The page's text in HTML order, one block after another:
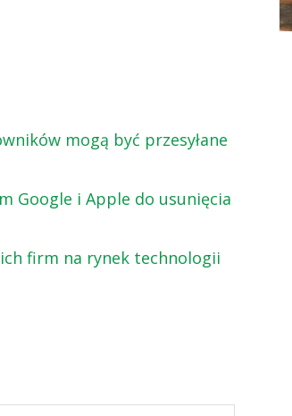
mogą być przesyłane
Google i Apple do usunięcia
firm na rynek technologii